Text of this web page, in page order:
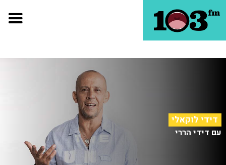
דידי לוקאלי
עם דידי הררי